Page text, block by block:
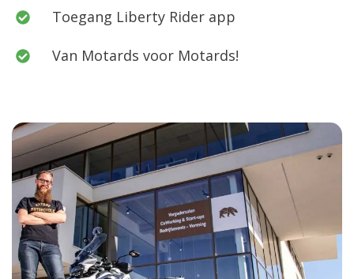
Toegang Liberty Rider app
Van Motards voor Motards!